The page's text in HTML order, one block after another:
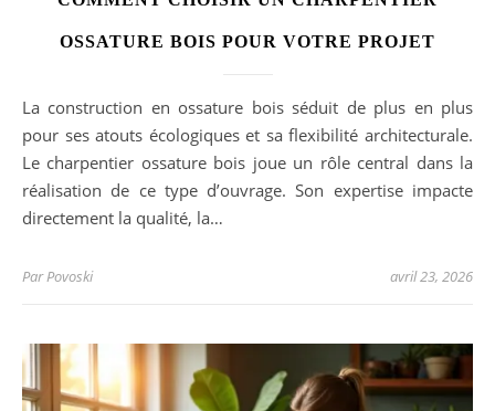
OSSATURE BOIS POUR VOTRE PROJET
La construction en ossature bois séduit de plus en plus
pour ses atouts écologiques et sa flexibilité architecturale.
Le charpentier ossature bois joue un rôle central dans la
réalisation de ce type d’ouvrage. Son expertise impacte
directement la qualité, la…
ParPovoski avril 23, 2026